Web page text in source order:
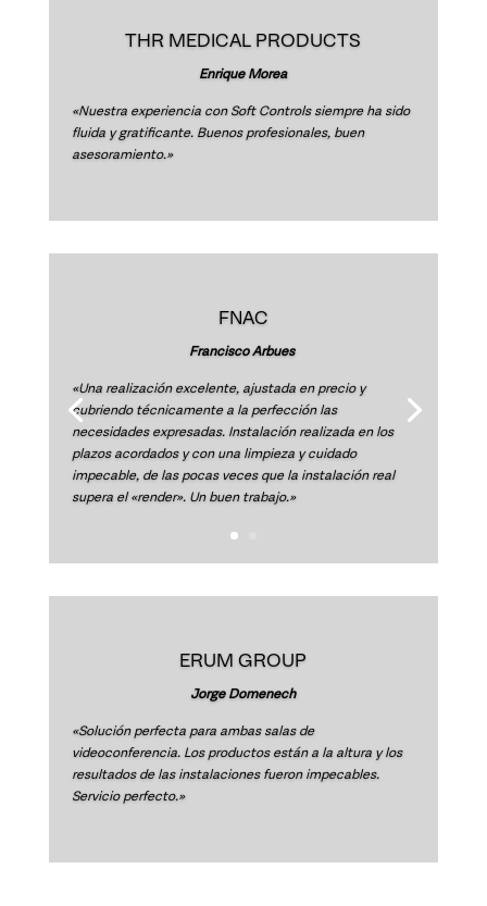
THR MEDICAL PRODUCTS
Enrique Morea
«Nuestra experiencia con Soft Controls siempre ha sido
fluida y gratificante. Buenos profesionales, buen
asesoramiento.»
Adrián Blanes
«Solicitamos un proyecto amplio para nuestras nuevas
instalaciones, se cumplieron los plazos y la atención fue
muy buena, quedamos muy contentos.»
ERUM GROUP
Jorge Domenech
«Solución perfecta para ambas salas de
videoconferencia. Los productos están a la altura y los
resultados de las instalaciones fueron impecables.
Servicio perfecto.»